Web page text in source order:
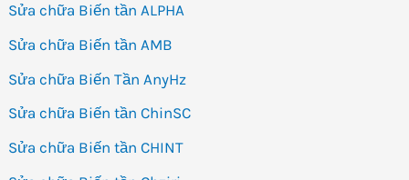
Sửa chữa Biến tần ALPHA
Sửa chữa Biến tần AMB
Sửa chữa Biến Tần AnyHz
Sửa chữa Biến tần ChinSC
Sửa chữa Biến tần CHINT